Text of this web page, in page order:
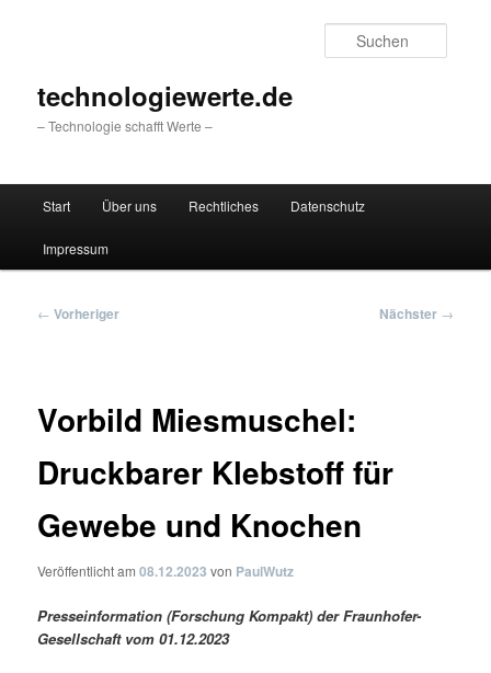
technologiewerte.de
– Technologie schafft Werte –
Start Über uns Rechtliches Datenschutz
Impressum
Beitragsnavigation
← Vorheriger Nächster →
Vorbild Miesmuschel:
Druckbarer Klebstoff für
Gewebe und Knochen
Veröffentlicht am08.12.2023 von PaulWutz
Presseinformation (Forschung Kompakt) der Fraunhofer-
Gesellschaft vom 01.12.2023